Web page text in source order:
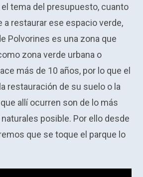
tema del presupuesto, cuanto
restaurar ese espacio verde,
Polvorines es una zona que
zona verde urbana o
más de 10 años, por lo que el
restauración de su suelo o la
allí ocurren son de lo más
posible. Por ello desde
que se toque el parque lo